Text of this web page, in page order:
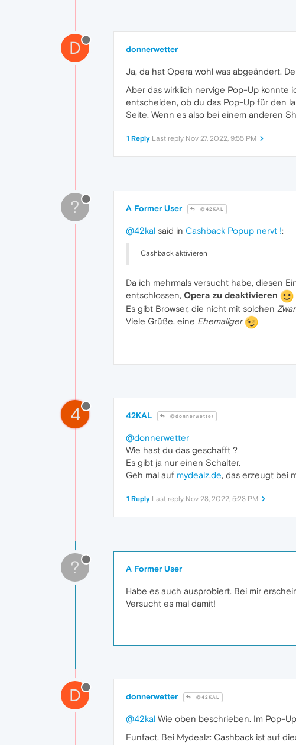
D donnerwetter
Ja, da hat Opera wohl was abgeändert.
Aber das wirklich nervige Pop-Up konnte
entscheiden, ob du das Pop-Up für den
Seite. Wenn es also bei einem anderen
1 Reply Last reply Nov 27, 2022, 9:55 PM
? A Former User @42KAL
@42kal said in Cashback Popup nervt !:
Cashback aktivieren
Da ich mehrmals versucht habe, diesen
entschlossen, Opera zu deaktivieren
Es gibt Browser, die nicht mit solchen
Viele Grüße, eine Ehemaliger
4 42KAL @donnerwetter
@donnerwetter
Wie hast du das geschafft ?
Es gibt ja nur einen Schalter.
Geh mal auf mydealz.de, das erzeugt bei
1 Reply Last reply Nov 28, 2022, 5:23 PM
? A Former User
Habe es auch ausprobiert. Bei mir
Versucht es mal damit!
D donnerwetter @42KAL
@42kal Wie oben beschrieben. Im Pop-
Funfact. Bei Mydealz: Cashback ist auf